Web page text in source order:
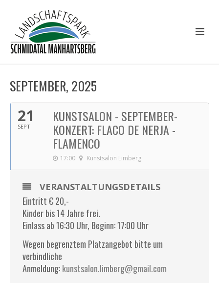
SEPTEMBER, 2025
21
SEPT
KUNSTSALON - SEPTEMBER-
KONZERT: FLACO DE NERJA -
FLAMENCO
17:00 Kunstsalon Limberg
VERANSTALTUNGSDETAILS
Eintritt € 20,-
Kinder bis 14 Jahre frei.
Einlass ab 16:30 Uhr, Beginn: 17:00 Uhr
Wegen begrenztem Platzangebot bitte um
verbindliche
Anmeldung:kunstsalon.limberg@gmail.com